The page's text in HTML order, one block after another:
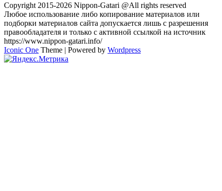
Copyright 2015-2026 Nippon-Gatari @All rights reserved
Любое использование либо копирование материалов или
подборки материалов сайта допускается лишь с разрешения
правообладателя и только с активной ссылкой на источник
https://www.nippon-gatari.info/
Iconic One Theme | Powered by Wordpress